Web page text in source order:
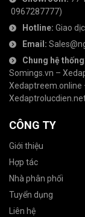
0967287777)
Hotline: Giao
Email:
Chung hệ thống
Somings.vn –
Xedaptreem.online
CÔNG TY
Giới thiệu
Hợp tác
Nhà phân phối
Tuyển dụng
Liên hệ